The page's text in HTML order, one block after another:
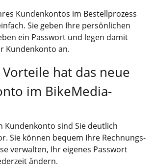
Kundenkontos im Bestellprozess
Sie geben Ihre persönlichen
ein Passwort und legen damit
Kundenkonto an.
hat das neue
im BikeMedia-
Kundenkonto sind Sie deutlich
Sie können bequem Ihre Rechnungs-
verwalten, Ihr eigenes Passwort
ändern.